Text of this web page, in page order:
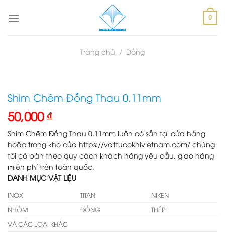
0
Trang chủ / Đồng
Shim Chêm Đồng Thau 0.11mm
50,000 ₫
Shim Chêm Đồng Thau 0.11mm luôn có sẵn tại cửa hàng
hoặc trong kho của https://vattucokhivietnam.com/ chúng
tôi có bán theo quy cách khách hàng yêu cầu, giao hàng
miễn phí trên toàn quốc.
DANH MỤC VẬT LIỆU
INOX TITAN
NIKEN
NHÔM
ĐỒNG
THÉP
VÀ CÁC LOẠI KHÁC